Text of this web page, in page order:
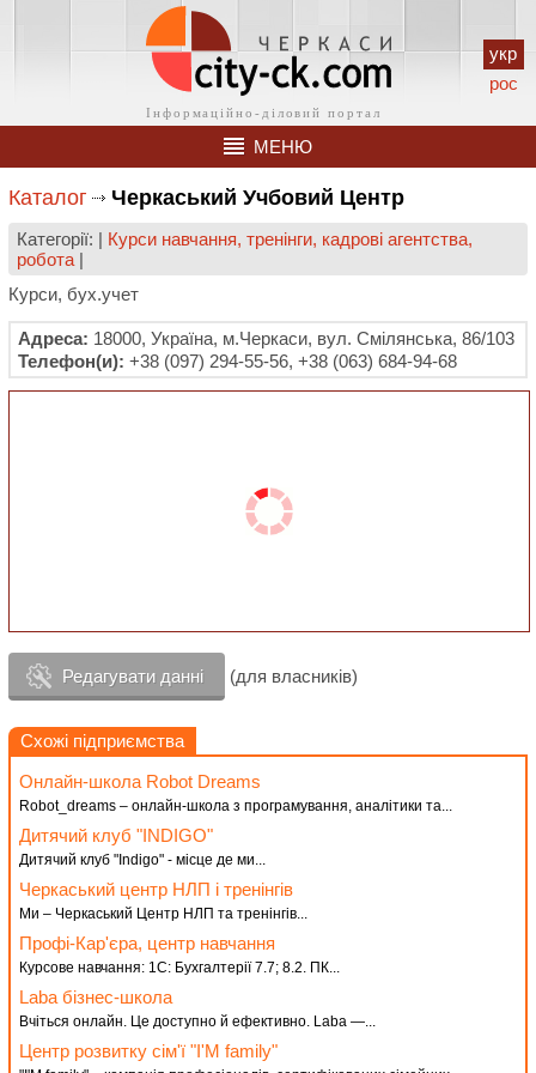
укр
рос
МЕНЮ
Каталог Черкаський Учбовий Центр
Категорії: | Курси навчання, тренінги, кадрові агентства,
робота |
Курси, бух.учет
Адреса: 18000, Україна, м.Черкаси, вул. Смілянська, 86/103
Телефон(и): +38 (097) 294-55-56, +38 (063) 684-94-68
Редагувати данні (для власників)
Схожі підприємства
Онлайн-школа Robot Dreams
Robot_dreams – онлайн-школа з програмування, аналітики та...
Дитячий клуб "INDIGO"
Дитячий клуб "Indigo" - місце де ми...
Черкаський центр НЛП і тренінгів
Ми – Черкаський Центр НЛП та тренінгів...
Профі-Кар'єра, центр навчання
Курсове навчання: 1С: Бухгалтерії 7.7; 8.2. ПК...
Laba бізнес-школа
Вчіться онлайн. Це доступно й ефективно. Laba —...
Центр розвитку сім'ї "I'M family"